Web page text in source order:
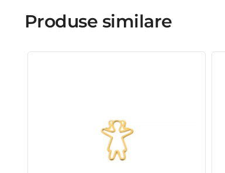
Produse similare